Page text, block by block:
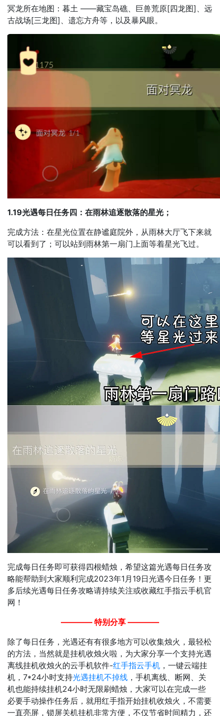
冥龙所在地图：暮土 ——藏宝岛礁、巨兽荒原[四龙图]、远
古战场[三龙图]、遗忘方舟等，以及暴风眼。
1.19光遇每日任务四：在雨林追逐散落的星光；
完成方法：在星光位置在静谧庭院外，从雨林大厅飞下来就
可以看到了；可以站到雨林第一扇门上面等着星光飞过。
完成每日任务即可获得四根蜡烛，希望这篇光遇每日任务攻
略能帮助到大家顺利完成2023年1月19日光遇今日任务！更
多后续光遇每日任务攻略请持续关注或收藏红手指云手机官
网！
———— 特别分享 ————
除了每日任务，光遇还有有很多地方可以收集烛火，最轻松
的方法，当然就是挂机收烛火啦，为大家分享一个支持光遇
离线挂机收烛火的云手机软件-红手指云手机 ，一键云端挂
机，7*24小时支持光遇挂机不掉线 ，手机离线、断网、关
机也能持续挂机24小时无限刷蜡烛，大家可以在完成一些
必要手动操作任务后，就用红手指开始挂机收烛火，不需要
一直亮屏，锁屏关机挂机非常方便，不仅节省时间精力，还